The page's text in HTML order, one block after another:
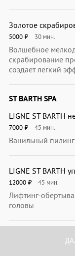
Золотое
5000 ₽ 30 мин.
Волшебное
скрабирование
создает легкий
ST BARTH SPA
LIGNE ST BARTH
7000 ₽ 45 мин.
Ванильный
LIGNE ST BARTH
12000 ₽ 45 мин.
Лифтинг-
головы
LIGNE ST BARTH